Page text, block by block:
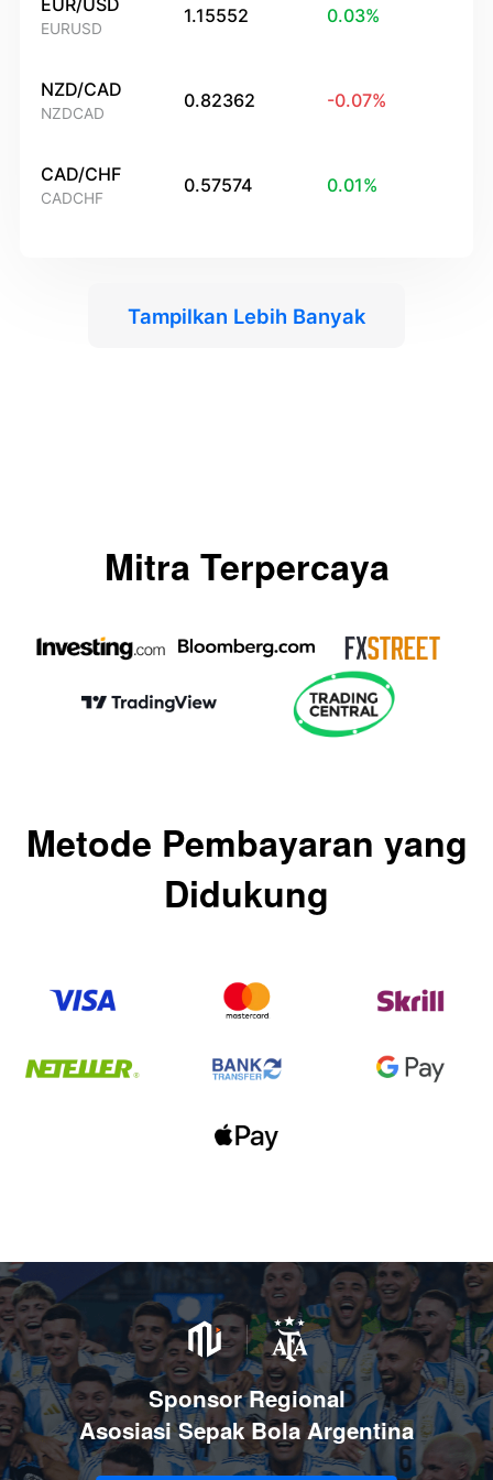
EUR/USD
EURUSD
1.15552 0.03%
NZD/CAD
NZDCAD
0.82362 -0.07%
CAD/CHF
CADCHF
0.57574 0.01%
Tampilkan Lebih Banyak
Mitra Terpercaya
Metode Pembayaran yang
Didukung
Sponsor Regional
Asosiasi Sepak Bola Argentina